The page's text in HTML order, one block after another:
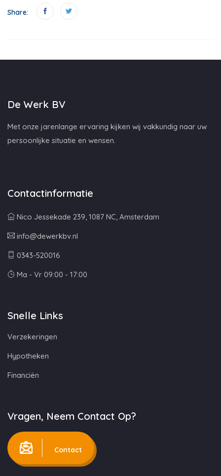
Share:
De Werk BV
Met onze jarenlange ervaring kijken wij vakkundig naar uw
persoonlijke situatie en wensen.
Contactinformatie
Nico Jessekade 239, 1087 NC, Amsterdam
info@dewerkbv.nl
0343-520016
Ma - Vr 09:00 - 17:00
Snelle Links
Verzekeringen
Hypotheken
Financiën
Vragen, Neem Contact Op?
Contact